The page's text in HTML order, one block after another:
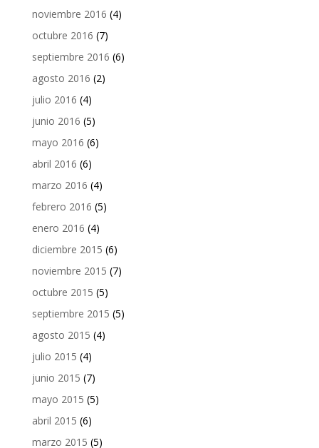
noviembre 2016 (4)
octubre 2016 (7)
septiembre 2016 (6)
agosto 2016 (2)
julio 2016 (4)
junio 2016 (5)
mayo 2016 (6)
abril 2016 (6)
marzo 2016 (4)
febrero 2016 (5)
enero 2016 (4)
diciembre 2015 (6)
noviembre 2015 (7)
octubre 2015 (5)
septiembre 2015 (5)
agosto 2015 (4)
julio 2015 (4)
junio 2015 (7)
mayo 2015 (5)
abril 2015 (6)
marzo 2015 (5)